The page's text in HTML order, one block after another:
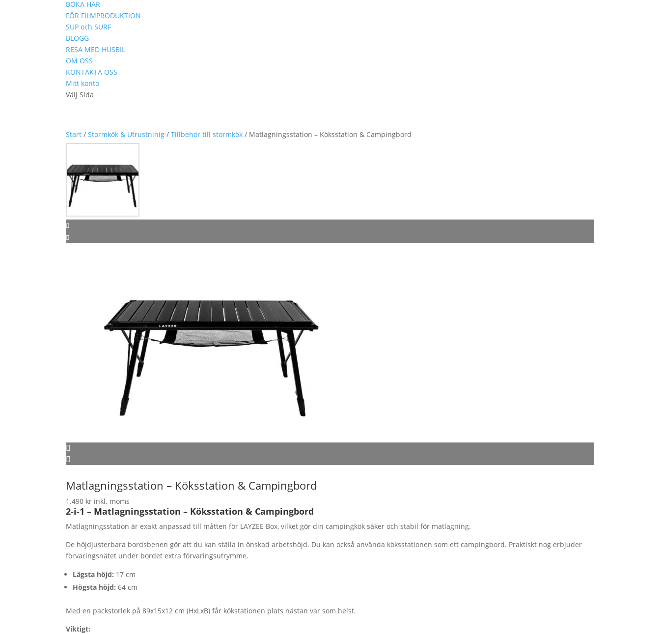
BOKA HÄR
FÖR FILMPRODUKTION
SUP och SURF
BLOGG
RESA MED HUSBIL
OM OSS
KONTAKTA OSS
Mitt konto
Välj Sida
Start /Stormkök & Utrustninig /Tillbehör till stormkök / Matlagningsstation – Köksstation & Campingbord
Matlagningsstation – Köksstation & Campingbord
1.490 kr inkl. moms
2-i-1 – Matlagningsstation – Köksstation & Campingbord
Matlagningsstation är exakt anpassad till måtten för LAYZEE Box, vilket gör din campingkök säker och stabil för matlagning.
De höjdjusterbara bordsbenen gör att du kan ställa in önskad arbetshöjd. Du kan också använda köksstationen som ett campingbord. Praktiskt nog erbjuder
förvaringsnätet under bordet extra förvaringsutrymme.
Lägsta höjd: 17 cm
Högsta höjd: 64 cm
Med en packstorlek på 89x15x12 cm (HxLxB) får kökstationen plats nästan var som helst.
Viktigt: